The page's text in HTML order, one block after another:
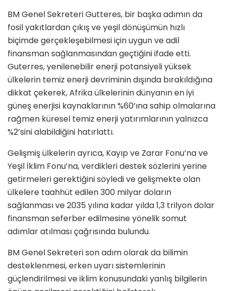
BM Genel Sekreteri Gutteres, bir başka adımın da
fosil yakıtlardan çıkış ve yeşil dönüşümün hızlı
biçimde gerçekleşebilmesi için uygun ve adil
finansman sağlanmasından geçtiğini ifade etti.
Guterres, yenilenebilir enerji potansiyeli yüksek
ülkelerin temiz enerji devriminin dışında bırakıldığına
dikkat çekerek, Afrika ülkelerinin dünyanın en iyi
güneş enerjisi kaynaklarının %60’ına sahip olmalarına
rağmen küresel temiz enerji yatırımlarının yalnızca
%2’sini alabildiğini hatırlattı.
Gelişmiş ülkelerin ayrıca, Kayıp ve Zarar Fonu’na ve
Yeşil İklim Fonu’na, verdikleri destek sözlerini yerine
getirmeleri gerektiğini söyledi ve gelişmekte olan
ülkelere taahhüt edilen 300 milyar doların
sağlanması ve 2035 yılına kadar yılda 1,3 trilyon dolar
finansman seferber edilmesine yönelik somut
adımlar atılması çağrısında bulundu.
BM Genel Sekreteri son adım olarak da bilimin
desteklenmesi, erken uyarı sistemlerinin
güçlendirilmesi ve iklim konusundaki yanlış bilgilerin